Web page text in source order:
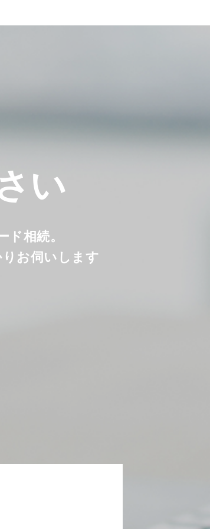
い
相続。
お伺いします